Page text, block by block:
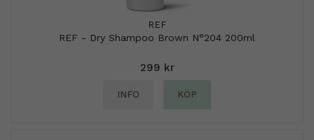
REF
REF - Dry Shampoo Brown N°204 200ml
299 kr
INFO KÖP